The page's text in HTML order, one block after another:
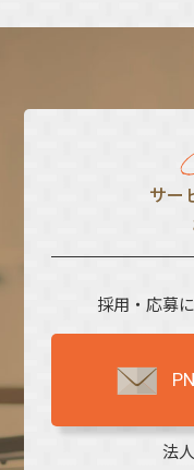
サー
採用・応募
法